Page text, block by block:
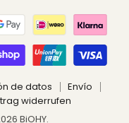
de datos
Envío
widerrufen
BiOHY.